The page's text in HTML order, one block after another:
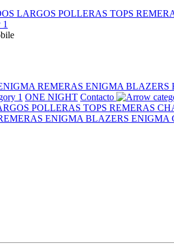
LARGOS POLLERAS TOPS
REMERAS ENIGMA BLAZERS
ONE NIGHT Contacto
POLLERAS TOPS REMERAS
ENIGMA BLAZERS ENIGMA